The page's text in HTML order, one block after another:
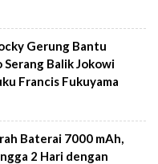
Gerung Bantu
Serang Balik Jokowi
Francis Fukuyama
Baterai 7000 mAh,
2 Hari dengan